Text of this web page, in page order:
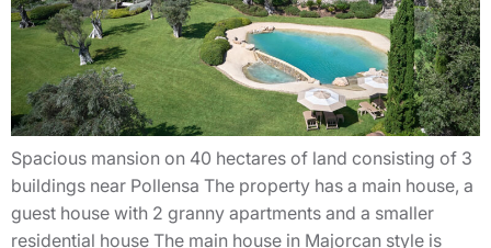
Spacious mansion on 40 hectares of land consisting of 3
buildings near Pollensa The property has a main house, a
guest house with 2 granny apartments and a smaller
residential house The main house in Majorcan style is